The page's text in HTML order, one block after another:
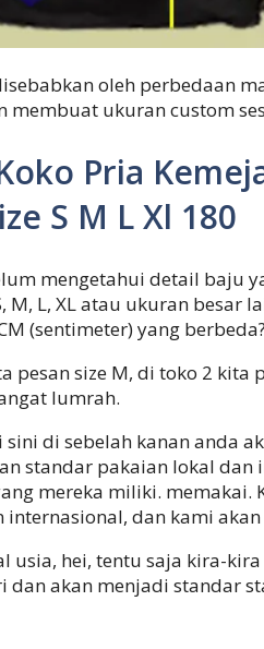
oleh perbedaan
membuat ukuran custom
Pria
S M L Xl 180
mengetahui detail baju
M, L, XL atau ukuran besar
(sentimeter) yang berbeda?
pesan size M, di toko 2
lumrah.
sini di sebelah kanan anda
standar pakaian lokal dan
mereka miliki.
dan kami
usia, hei, tentu saja kira-
dan akan menjadi standar